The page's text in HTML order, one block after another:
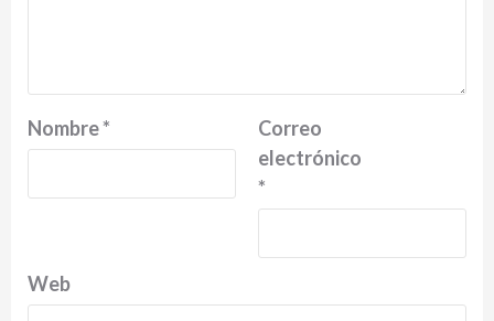
Nombre*
Correo
electrónico
*
Web